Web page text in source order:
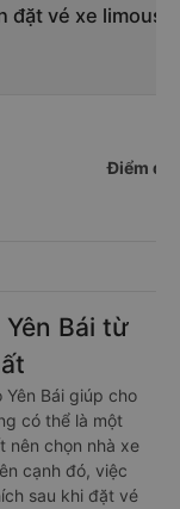
đặt vé xe
Điểm đi
Bái từ
Yên Bái giúp cho
có thể là một
nên chọn nhà xe
cạnh đó, việc
sau khi đặt vé